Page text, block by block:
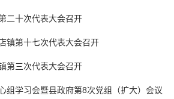
二十次代表大会召开
镇第十七次代表大会召开
第三次代表大会召开
组学习会暨县政府第8次党组（扩大）会议